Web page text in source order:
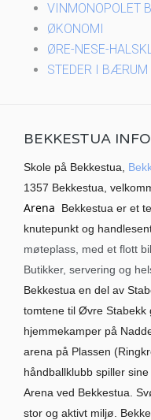
VINMONOPOLET
ØKONOMI
ØRE-NESE-
STEDER I BÆRUM
BEKKESTUA
Skole på Bekkestua,
1357 Bekkestua,
Arena
Bekkestua er et
knutepunkt og
møteplass, med et flott
Butikker, servering og
Bekkestua en del av
tomtene til Øvre
hjemmekamper på
arena på Plassen
håndballklubb spiller
Arena ved Bekkestua.
stor og aktivt miljø.